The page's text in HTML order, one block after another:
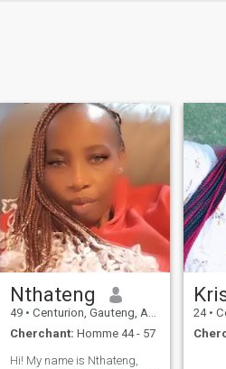
Nthateng
49 • Centurion, Gauteng, Afrique du Sud
Cherchant: Homme 44 - 57
Hi! My name is Nthateng,
24 •